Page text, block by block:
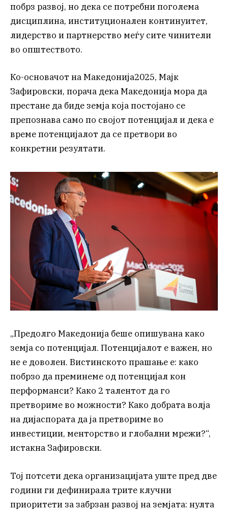
побрз развој, но дека се потребни поголема
дисциплина, институционален континуитет,
лидерство и партнерство меѓу сите чинители
во општеството.
Ко-основачот на Македонија2025, Мајк
Зафировски, порача дека Македонија мора да
престане да биде земја која постојано се
препознава само по својот потенцијал и дека е
време потенцијалот да се претвори во
конкретни резултати.
„Предолго Македонија беше опишувана како
земја со потенцијал. Потенцијалот е важен, но
не е доволен. Вистинското прашање е: како
побрзо да преминеме од потенцијал кон
перформанси? Како 2 талентот да го
претвориме во можности? Како добрата волја
на дијаспората да ја претвориме во
инвестиции, менторство и глобални мрежи?“,
истакна Зафировски.
Тој потсети дека организацијата уште пред две
години ги дефинирала трите клучни
приоритети за забрзан развој на земјата: нулта